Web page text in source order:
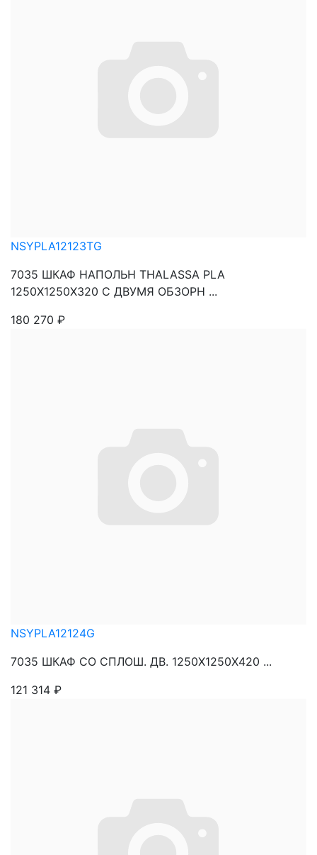
NSYPLA12123TG
7035 ШКАФ НАПОЛЬН THALASSA PLA
1250X1250X320 C ДВУМЯ ОБЗОРН ...
180 270 ₽
NSYPLA12124G
7035 ШКАФ СО СПЛОШ. ДВ. 1250Х1250Х420 ...
121 314 ₽